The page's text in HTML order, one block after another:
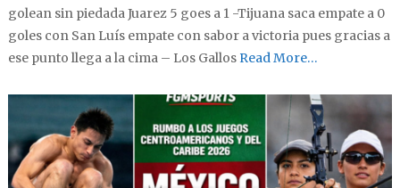
golean sin piedada Juarez 5 goes a 1 -Tijuana saca empate a 0
goles con San Luís empate con sabor a victoria pues gracias a
ese punto llega a la cima – Los GallosRead More…